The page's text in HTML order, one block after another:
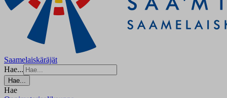
Saamelaiskäräjät
Hae...
Hae...
Hae